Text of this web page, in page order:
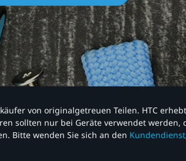
von originalgetreuen Teilen. HTC
sollten nur bei Geräte verwendet
Bitte wenden Sie sich an den Kundendienst